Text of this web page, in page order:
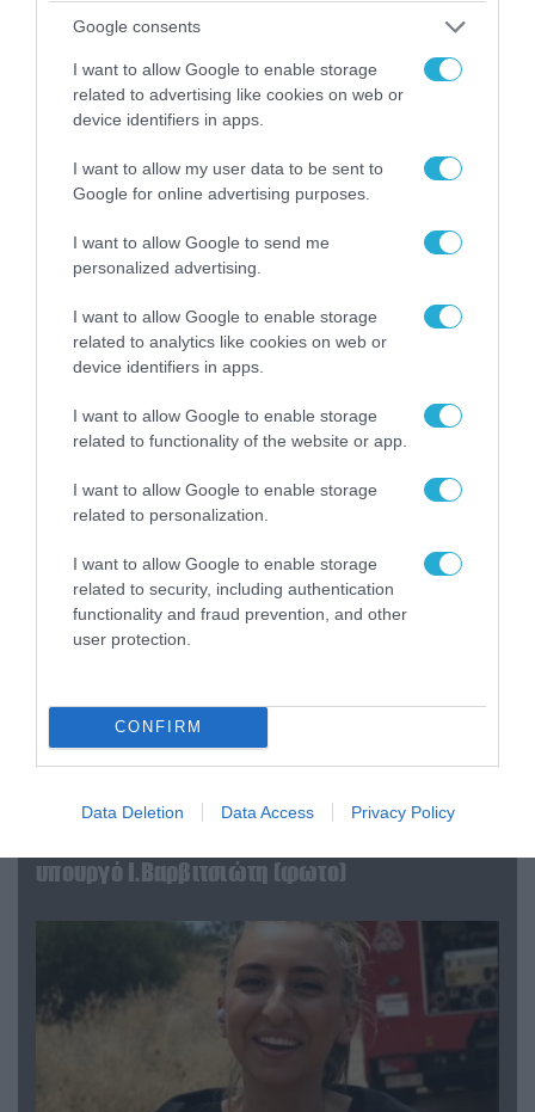
Google consents
I want to allow Google to enable storage
related to advertising like cookies on web or
device identifiers in apps.
I want to allow my user data to be sent to
Google for online advertising purposes.
I want to allow Google to send me
personalized advertising.
I want to allow Google to enable storage
related to analytics like cookies on web or
device identifiers in apps.
I want to allow Google to enable storage
related to functionality of the website or app.
I want to allow Google to enable storage
related to personalization.
I want to allow Google to enable storage
related to security, including authentication
functionality and fraud prevention, and other
user protection.
CONFIRM
Data Deletion Data Access Privacy Policy
Αθήνα: Απομακρύνθηκαν παράνομα
αντικείμενα από κοινόχρηστους χώρους
«Οι εντελώς αθώοι»: Η ανάρτηση του Αρκά για
τα ζώα που χάθηκαν στις πυρκαγιές της
04.08.2026 | 15:02
υπουργό Ι.Βαρβιτσιώτη (φωτο)